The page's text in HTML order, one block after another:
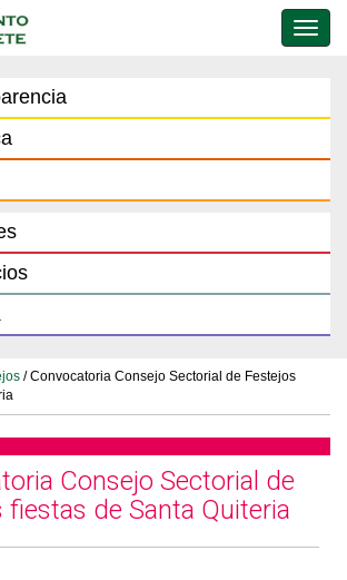
de
/ Convocatoria Consejo Sectorial de Festejos
Consejo Sectorial de
fiestas de Santa Quiteria